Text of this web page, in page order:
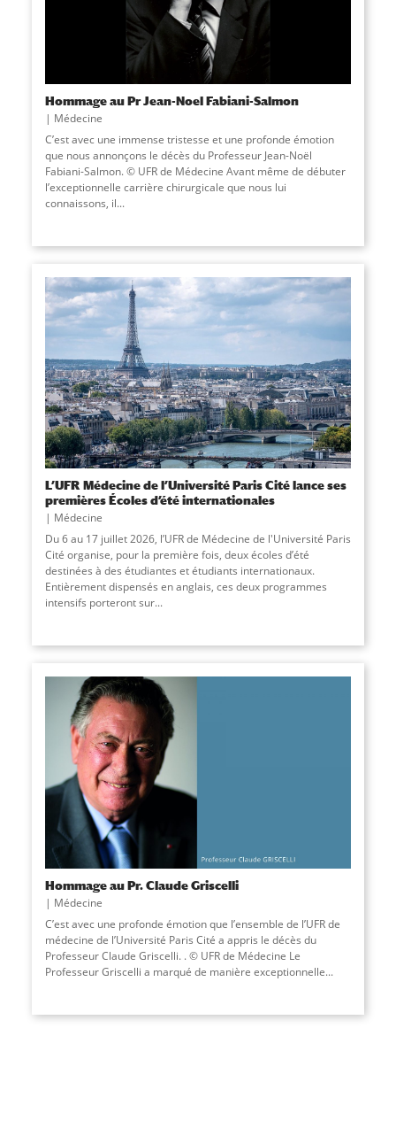
Hommage au Pr Jean-Noel Fabiani-Salmon
Médecine
C’est avec une immense tristesse et une profonde émotion
que nous annonçons le décès du Professeur Jean-Noël
Fabiani-Salmon. © UFR de Médecine Avant même de débuter
l’exceptionnelle carrière chirurgicale que nous lui
connaissons, il...
L’UFR Médecine de l’Université Paris Cité lance ses
premières Écoles d’été internationales
Médecine
Du 6 au 17 juillet 2026, l’UFR de Médecine de l'Université Paris
Cité organise, pour la première fois, deux écoles d’été
destinées à des étudiantes et étudiants internationaux.
Entièrement dispensés en anglais, ces deux programmes
intensifs porteront sur...
Hommage au Pr. Claude Griscelli
Médecine
C’est avec une profonde émotion que l’ensemble de l’UFR de
médecine de l’Université Paris Cité a appris le décès du
Professeur Claude Griscelli. . © UFR de Médecine Le
Professeur Griscelli a marqué de manière exceptionnelle...